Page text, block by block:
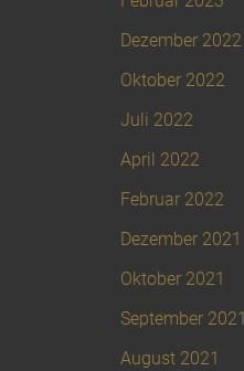
Dezember 2022
Oktober 2022
Juli 2022
April 2022
Februar 2022
Dezember 2021
Oktober 2021
September 2021
August 2021